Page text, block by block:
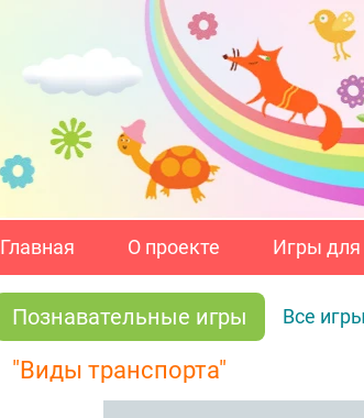
Главная О проекте Игры для
Познавательные игры Все игры
"Виды транспорта"